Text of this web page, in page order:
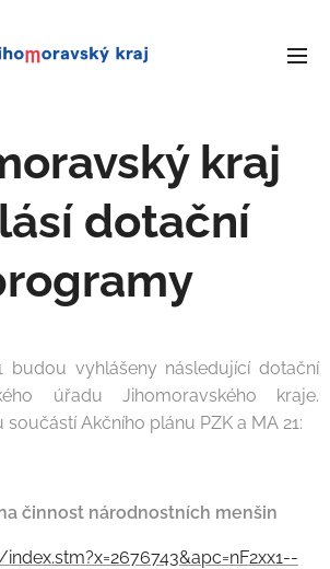
kraj
dotační
budou vyhlášeny následující dotační
úřadu Jihomoravského kraje.
součástí Akčního plánu PZK a MA 21:
činnost národnostních menšin